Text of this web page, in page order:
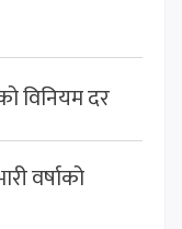
विनियम दर
वर्षाको